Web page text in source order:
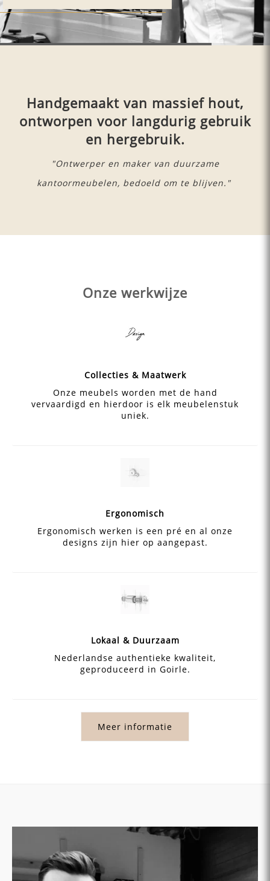
Handgemaakt van massief hout,
ontworpen voor langdurig gebruik
en hergebruik.
"Ontwerper en maker van duurzame
kantoormeubelen, bedoeld om te blijven."
Onze werkwijze
Collecties & Maatwerk
Onze meubels worden met de hand
vervaardigd en hierdoor is elk meubelenstuk
uniek.
Ergonomisch
Ergonomisch werken is een pré en al onze
designs zijn hier op aangepast.
Lokaal & Duurzaam
Nederlandse authentieke kwaliteit,
geproduceerd in Goirle.
Meer informatie